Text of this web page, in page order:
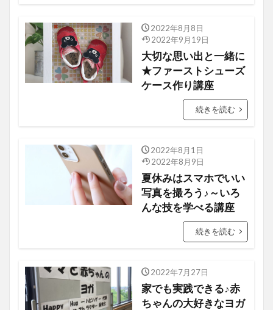
タイルクラフト
2022年8月8日
2022年9月19日
大切な思い出と一緒に
★ファーストシューズ
ケース作り講座
続きを読む
カメラ教室
2022年8月1日
2022年8月9日
夏休みはスマホでいい
写真を撮ろう♪～いろ
んな技を学べる講座
続きを読む
ベビーヨガ 2022年7月27日
家でも実践できる♪赤
ちゃんの大好きなヨガ